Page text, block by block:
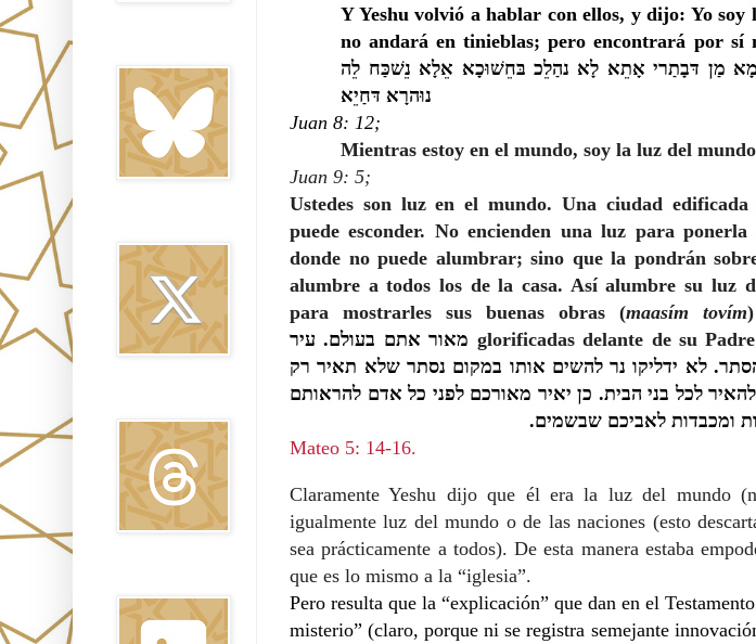
Y Yeshu volvió a hablar con ellos, y dijo: Yo
no andará en tinieblas; pero encontrará por sí
מַן דּבָתַרי אָתֵא לָא נהַלֵכ בּחֵשׁוּכָא אֵלָא נֵשׁכַּח לֵה
נוּהרָא דּחַיֵא
Juan 8: 12;
Mientras estoy en el mundo, soy la luz del
Juan 9: 5;
Ustedes son luz en el mundo. Una ciudad
puede esconder. No encienden una luz para
donde no puede alumbrar; sino que la pondrán
alumbre a todos los de la casa. Así alumbre su luz
para mostrarles sus buenas obras (maasím tovím
glorificadas delante de su מאור אתם בעולם. עיר
לא ידליקו נר להשים אותו במקום נסתר שלא תאיר רק
לכל בני הבית. כן יאיר מאורכם לפני כל אדם להראותם
ומכבדות לאביכם שבשמים.
Mateo 5: 14-16.
Claramente Yeshu dijo que él era la luz del mundo
igualmente luz del mundo o de las naciones (esto
sea prácticamente a todos). De esta manera estaba
que es lo mismo a la “iglesia”.
Pero resulta que la “explicación” que dan en el
misterio” (claro, porque ni se registra semejante